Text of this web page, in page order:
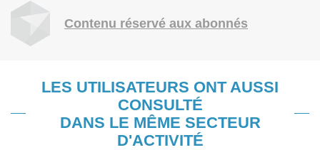
Contenu réservé aux abonnés
LES UTILISATEURS ONT AUSSI
CONSULTÉ
DANS LE MÊME SECTEUR
D'ACTIVITÉ